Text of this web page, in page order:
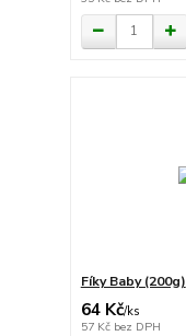
Fíky Baby (200g)
64 Kč/ks
57 Kč bez DPH